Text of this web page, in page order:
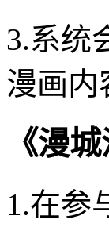
3.系统
漫画内
《漫
1.在参